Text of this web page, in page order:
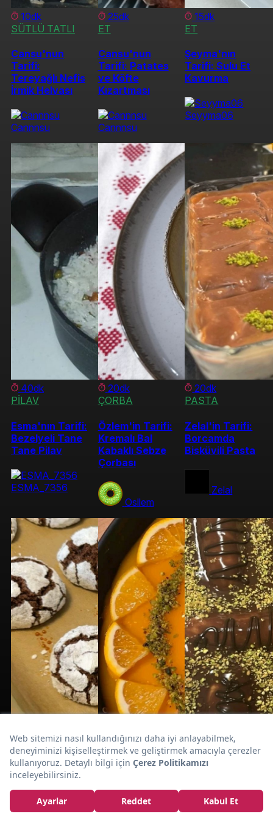
Kupta
Pepeçura Tatlısı
Tarifi
10dk
SÜTLÜ TATLI
Cansu'nun
Tarifi:
Tereyağlı Nefis
İrmik Helvası
Cannnsu
25dk
ET
Cansu'nun
Tarifi: Patates
ve Köfte
Kızartması
Cannnsu
15dk
ET
Şeyma'nın
Tarifi: Sulu Et
Kavurma
Seyyma06
40dk
PİLAV
Esma'nın Tarifi:
Bezelyeli Tane
Tane Pilav
ESMA_7356
20dk
ÇORBA
Özlem'in Tarifi:
Kremalı Bal
Kabaklı Sebze
Çorbası
Osllem
20dk
PASTA
Zelal'in Tarifi:
Borcamda
Bisküvili Pasta
Zelal
20dk
TATLI
KURABİYE
Zelal'in Tarifi:
25dk
TARİFLERİ
Ruken'in Tarifi:
25dk
TATLI
Ruken'in Tarifi: